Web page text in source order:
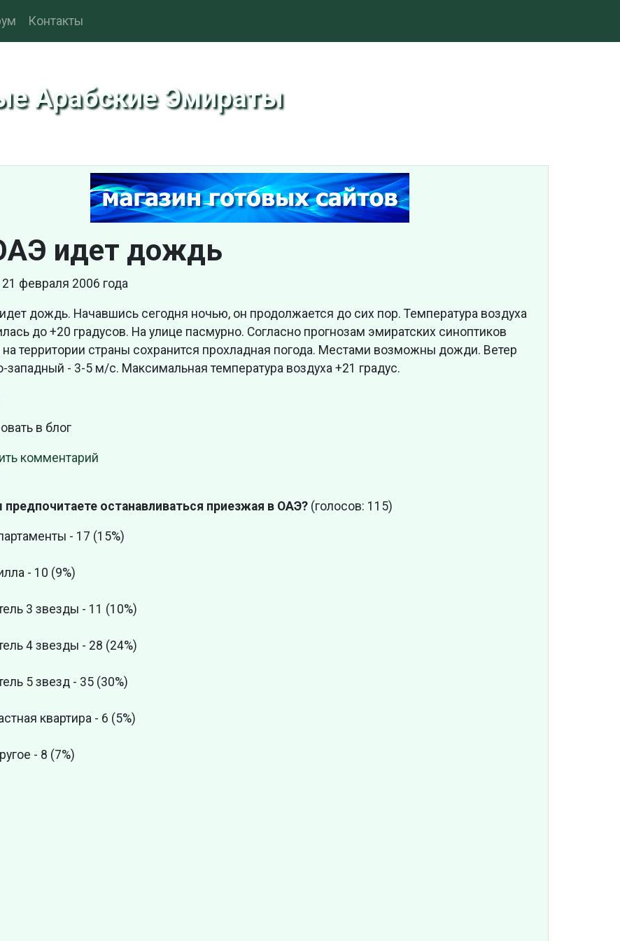
Контакты
Арабские Эмираты
идет дождь
21 февраля 2006 года
дождь. Начавшись сегодня ночью, он продолжается до сих пор. Температура воздуха
до +20 градусов. На улице пасмурно. Согласно прогнозам эмиратских синоптиков
на территории страны сохранится прохладная погода. Местами возможны дожди. Ветер
западный - 3-5 м/с. Максимальная температура воздуха +21 градус.
в блог
комментарий
предпочитаете останавливаться приезжая в ОАЭ? (голосов: 115)
- 17 (15%)
- 10 (9%)
3 звезды - 11 (10%)
4 звезды - 28 (24%)
5 звезд - 35 (30%)
квартира - 6 (5%)
- 8 (7%)